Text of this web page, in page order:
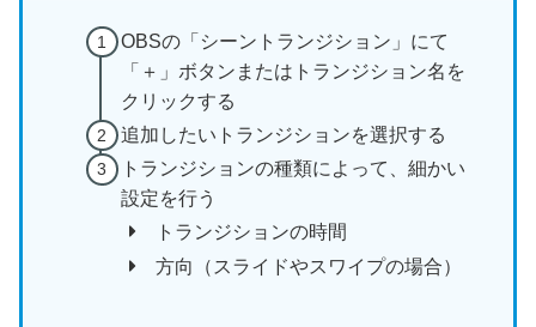
OBSの「シーントランジション」にて
「＋」ボタンまたはトランジション名を
クリックする
追加したいトランジションを選択する
トランジションの種類によって、細かい
設定を行う
トランジションの時間
方向（スライドやスワイプの場合）